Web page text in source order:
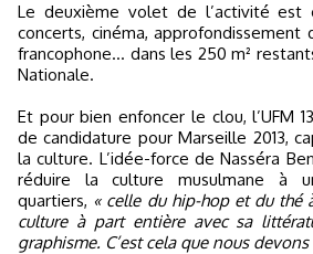
Le deuxième volet de l’activité est
concerts, cinéma,
francophone… dans les 250 m²
Nationale.
Et pour bien enfoncer le clou, l’UFM
de candidature pour Marseille 2013,
la culture. L’idée-force de Nasséra
réduire la culture musulmane à
quartiers, « celle du hip-hop et du thé
culture à part entière avec sa
graphisme. C’est cela que nous